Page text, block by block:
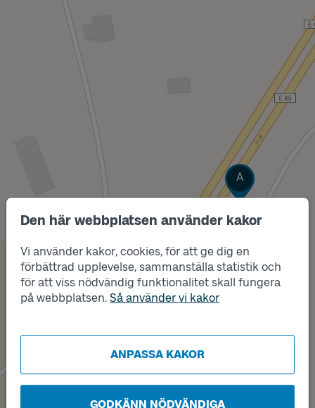
Den här webbplatsen använder kakor
Vi använder kakor, cookies, för att ge dig en
förbättrad upplevelse, sammanställa statistik och
för att viss nödvändig funktionalitet skall fungera
på webbplatsen. Så använder vi kakor
ANPASSA KAKOR
GODKÄNN NÖDVÄNDIGA
Läge
A